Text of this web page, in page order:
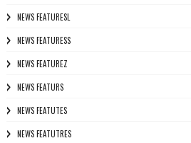
NEWS FEATURESL
NEWS FEATURESS
NEWS FEATUREZ
NEWS FEATURS
NEWS FEATUTES
NEWS FEATUTRES